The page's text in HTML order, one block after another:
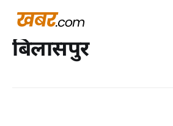
बिलासपुर